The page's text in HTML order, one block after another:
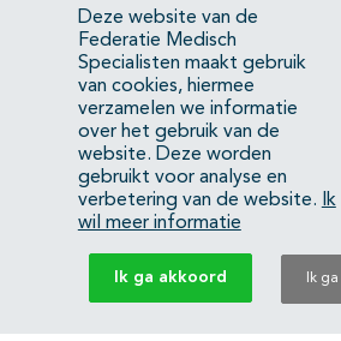
Mercatorlaan 1200
3528 BL Utrecht
(088) 505 34 34
info@richtlijnendatabase.nl
YouTubeLinkedIn
KvK Federatie Medisch Specialisten:
Privacyverklaring
Deze website van de
Federatie Medisch
Specialisten maakt gebruik
van cookies, hiermee
verzamelen we informatie
over het gebruik van de
website. Deze worden
gebruikt voor analyse en
verbetering van de website.
Ik
wil meer informatie
Ik ga akkoord Ik